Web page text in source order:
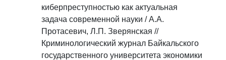
киберпреступностью как актуальная
задача современной науки / А.А.
Протасевич, Л.П. Зверянская //
Криминологический журнал Байкальского
государственного университета экономики